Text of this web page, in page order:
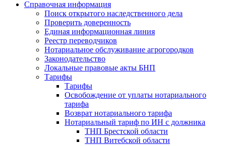
Справочная информация
Поиск открытого наследственного дела
Проверить доверенность
Единая информационная линия
Реестр переводчиков
Нотариальное обслуживание агрогородков
Законодательство
Локальные правовые акты БНП
Тарифы
Тарифы
Освобождение от уплаты нотариального
тарифа
Возврат нотариального тарифа
Нотариальный тариф по ИН с должника
ТНП Брестской области
ТНП Витебской области